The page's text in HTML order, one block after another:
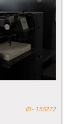
ID - 155272